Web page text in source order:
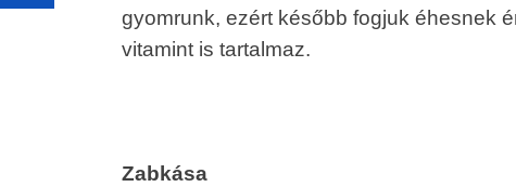
gyomrunk, ezért később fogjuk éhesnek
vitamint is tartalmaz.
Zabkása